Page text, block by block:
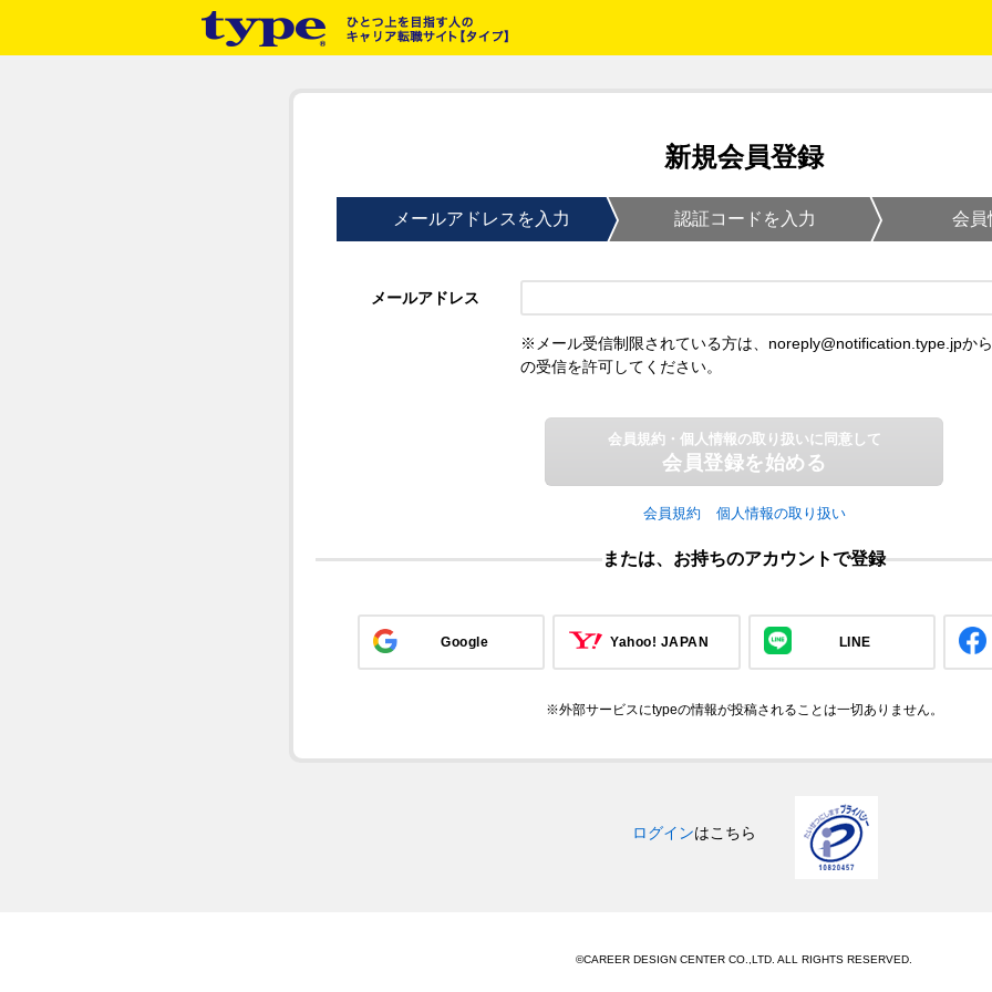
新規会員登録
メールアドレスを入力 認証コードを入力 会員
メールアドレス
※メール受信制限されている方は、noreply@notification.type.jpから
の受信を許可してください。
会員規約・個人情報の取り扱いに同意して
会員登録を始める
会員規約 個人情報の取り扱い
または、お持ちのアカウントで登録
Google Yahoo! JAPAN LINE
※外部サービスにtypeの情報が投稿されることは一切ありません。
ログインはこちら
©CAREER DESIGN CENTER CO.,LTD. ALL RIGHTS RESERVED.